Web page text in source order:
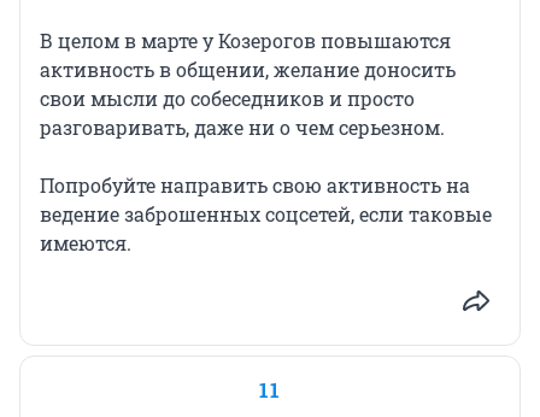
В целом в марте у Козерогов повышаются
активность в общении, желание доносить
свои мысли до собеседников и просто
разговаривать, даже ни о чем серьезном.
Попробуйте направить свою активность на
ведение заброшенных соцсетей, если таковые
имеются.
11